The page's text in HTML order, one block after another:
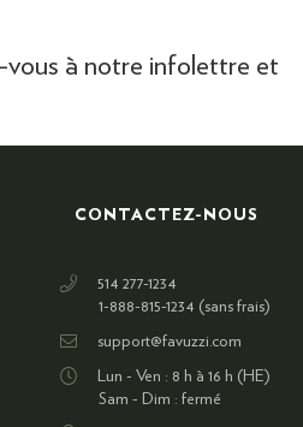
vous à notre infolettre et
CONTACTEZ-NOUS
514 277-1234
1-888-815-1234 (sans frais)
support@favuzzi.com
Lun - Ven : 8 h à 16 h (HE)
Sam - Dim : fermé